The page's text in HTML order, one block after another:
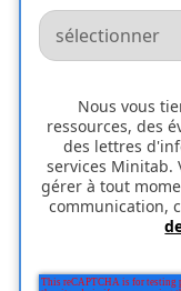
Nous vous
ressources, des
des lettres
services Minitab.
gérer à tout
communication,